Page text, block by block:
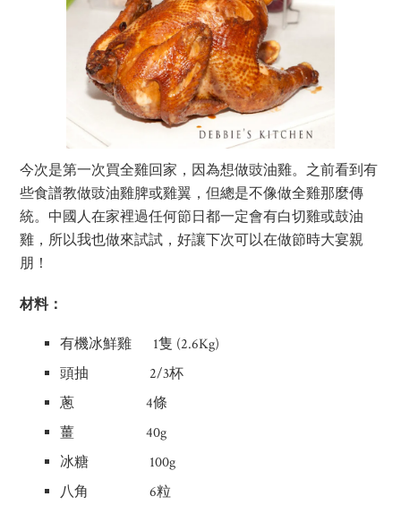
今次是第一次買全雞回家，因為想做豉油雞。之前看到有
些食譜教做豉油雞脾或雞翼，但總是不像做全雞那麼傳
統。中國人在家裡過任何節日都一定會有白切雞或鼓油
雞，所以我也做來試試，好讓下次可以在做節時大宴親
朋！
材料：
有機冰鮮雞 1隻 (2.6Kg)
頭抽 2/3杯
蔥 4條
薑 40g
冰糖 100g
八角 6粒